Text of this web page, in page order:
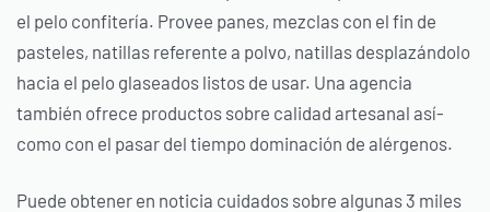
el pelo confitería. Provee panes, mezclas con el fin de
pasteles, natillas referente a polvo, natillas desplazándolo
hacia el pelo glaseados listos de usar. Una agencia
también ofrece productos sobre calidad artesanal así­
como con el pasar del tiempo dominación de alérgenos.
Puede obtener en noticia cuidados sobre algunas 3 miles